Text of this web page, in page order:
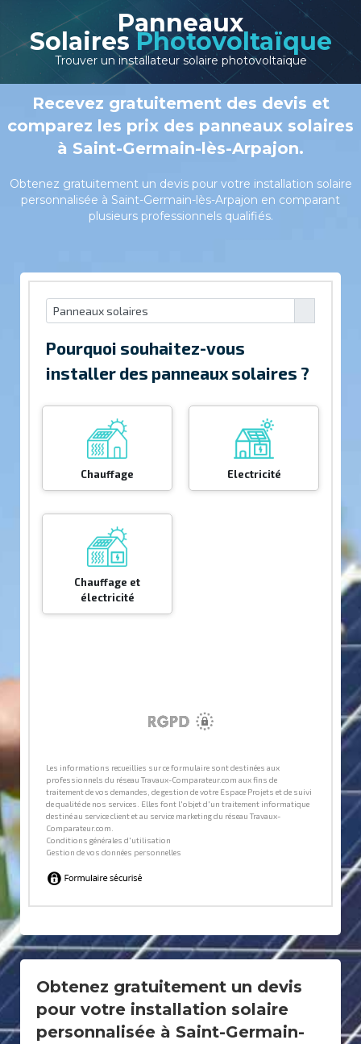
Panneaux
Solaires Photovoltaïque
Trouver un installateur solaire photovoltaïque
Recevez gratuitement des devis et
comparez les prix des panneaux solaires
à Saint-Germain-lès-Arpajon.
Obtenez gratuitement un devis pour votre installation solaire
personnalisée à Saint-Germain-lès-Arpajon en comparant
plusieurs professionnels qualifiés.
Obtenez gratuitement un devis
pour votre installation solaire
personnalisée à Saint-Germain-